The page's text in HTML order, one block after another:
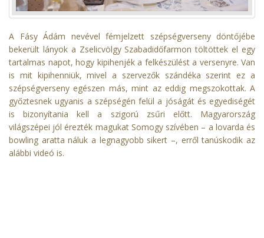
A Fásy Ádám nevével fémjelzett szépségverseny döntőjébe
bekerült lányok a Zselicvölgy Szabadidőfarmon töltöttek el egy
tartalmas napot, hogy kipihenjék a felkészülést a versenyre. Van
is mit kipihenniük, mivel a szervezők szándéka szerint ez a
szépségverseny egészen más, mint az eddig megszokottak. A
győztesnek ugyanis a szépségén felül a jóságát és egyediségét
is bizonyítania kell a szigorú zsűri előtt. Magyarország
világszépei jól érezték magukat Somogy szívében – a lovarda és
bowling aratta náluk a legnagyobb sikert –, erről tanúskodik az
alábbi videó is.